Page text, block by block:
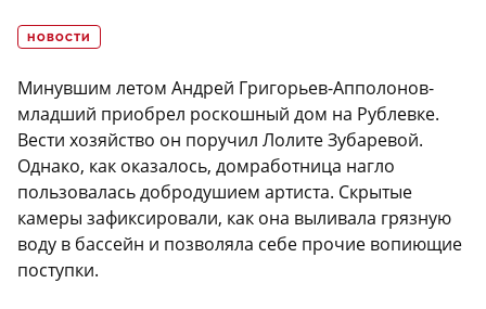
НОВОСТИ
Минувшим летом Андрей Григорьев-Апполонов-
младший приобрел роскошный дом на Рублевке.
Вести хозяйство он поручил Лолите Зубаревой.
Однако, как оказалось, домработница нагло
пользовалась добродушием артиста. Скрытые
камеры зафиксировали, как она выливала грязную
воду в бассейн и позволяла себе прочие вопиющие
поступки.